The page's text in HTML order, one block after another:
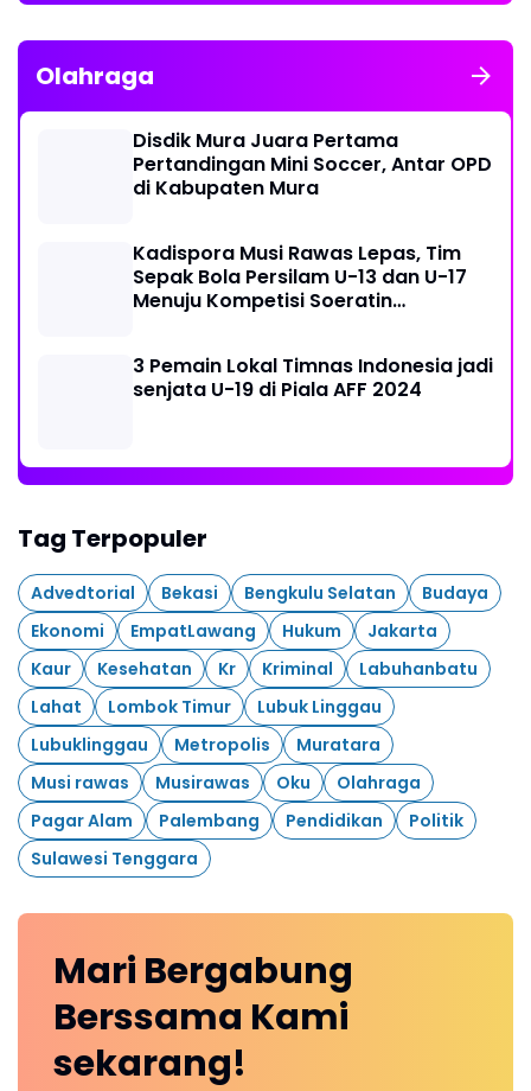
Olahraga
Disdik Mura Juara Pertama
Pertandingan Mini Soccer, Antar OPD
di Kabupaten Mura
Kadispora Musi Rawas Lepas, Tim
Sepak Bola Persilam U-13 dan U-17
Menuju Kompetisi Soeratin
3 Pemain Lokal Timnas Indonesia jadi
senjata U-19 di Piala AFF 2024
Tag Terpopuler
Advedtorial Bekasi Bengkulu Selatan
Budaya
Ekonomi
EmpatLawang Hukum
Jakarta
Kaur
Kesehatan Kr Kriminal
Labuhanbatu
Lahat
Lombok Timur
Lubuk Linggau
Lubuklinggau
Metropolis
Muratara
Musi rawas
Musirawas Oku
Olahraga
Pagar Alam
Palembang Pendidikan
Politik
Sulawesi Tenggara
Mari Bergabung
Berssama Kami
sekarang!